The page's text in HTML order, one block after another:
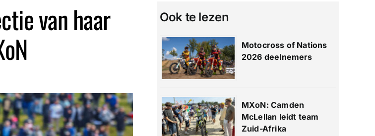
van haar
Ook te lezen
Motocross of Nations
2026 deelnemers
MXoN: Camden
McLellan leidt team
Zuid-Afrika